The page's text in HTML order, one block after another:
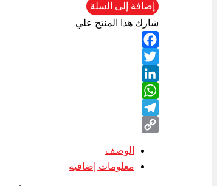
إضافة إلى السلة
شارك هذا المنتج علي
Facebook
Twitter
LinkedIn
WhatsApp
Telegram
الوصف
معلومات إضافية